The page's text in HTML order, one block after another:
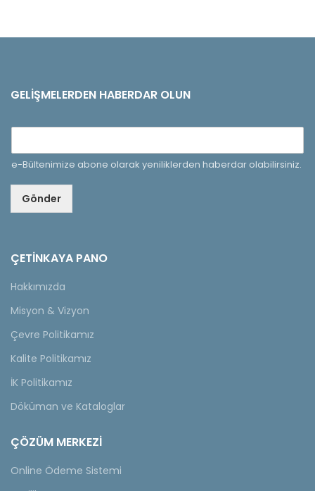
GELIŞMELERDEN HABERDAR OLUN
e-Bültenimize abone olarak yeniliklerden haberdar olabilirsiniz.
Gönder
ÇETINKAYA PANO
Hakkımızda
Misyon & Vizyon
Çevre Politikamız
Kalite Politikamız
İK Politikamız
Döküman ve Kataloglar
ÇÖZÜM MERKEZİ
Online Ödeme Sistemi